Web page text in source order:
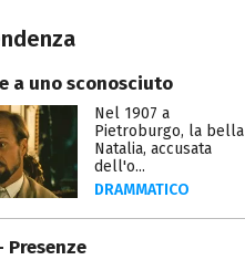
a uno sconosciuto
Nel 1907 a
Pietroburgo, la bella
Natalia, accusata
dell'o...
DRAMMATICO
Presenze